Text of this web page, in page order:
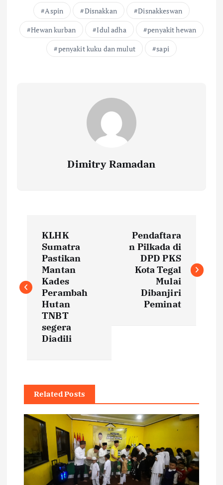
Aspin Disnakkan
Disnakkeswan
Hewan kurban
Idul adha
penyakit hewan
penyakit kuku dan mulut
sapi
Dimitry Ramadan
s
t
g
a
t
KLHK
Sumatra
Pastikan
Mantan
Kades
Perambah
Hutan
TNBT
segera
Diadili
Pendaftara
n Pilkada di
DPD PKS
Kota Tegal
Mulai
Dibanjiri
Peminat
Related Posts